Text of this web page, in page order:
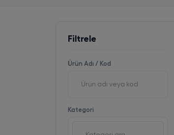
Filtrele
Ürün Adı / Kod
Kategori